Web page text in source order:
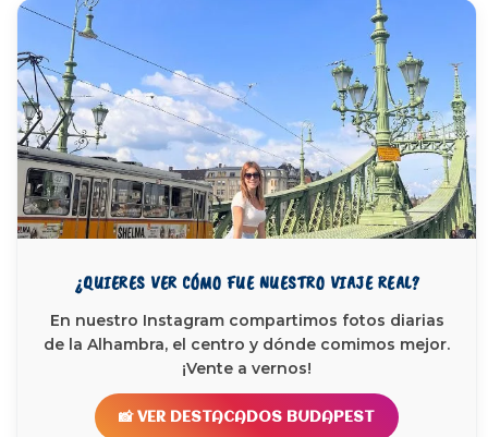
¿QUIERES VER CÓMO FUE NUESTRO VIAJE REAL?
En nuestro Instagram compartimos fotos diarias
de la Alhambra, el centro y dónde comimos mejor.
¡Vente a vernos!
📸 VER DESTACADOS BUDAPEST